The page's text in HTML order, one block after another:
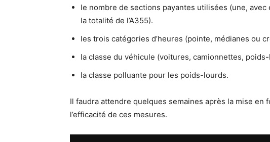
le nombre de sections payantes utilisées (une,
la totalité de l’A355).
les trois catégories d’heures (pointe, médianes ou
la classe du véhicule (voitures, camionnettes,
la classe polluante pour les poids-lourds.
Il faudra attendre quelques semaines après la mise en
l’efficacité de ces mesures.